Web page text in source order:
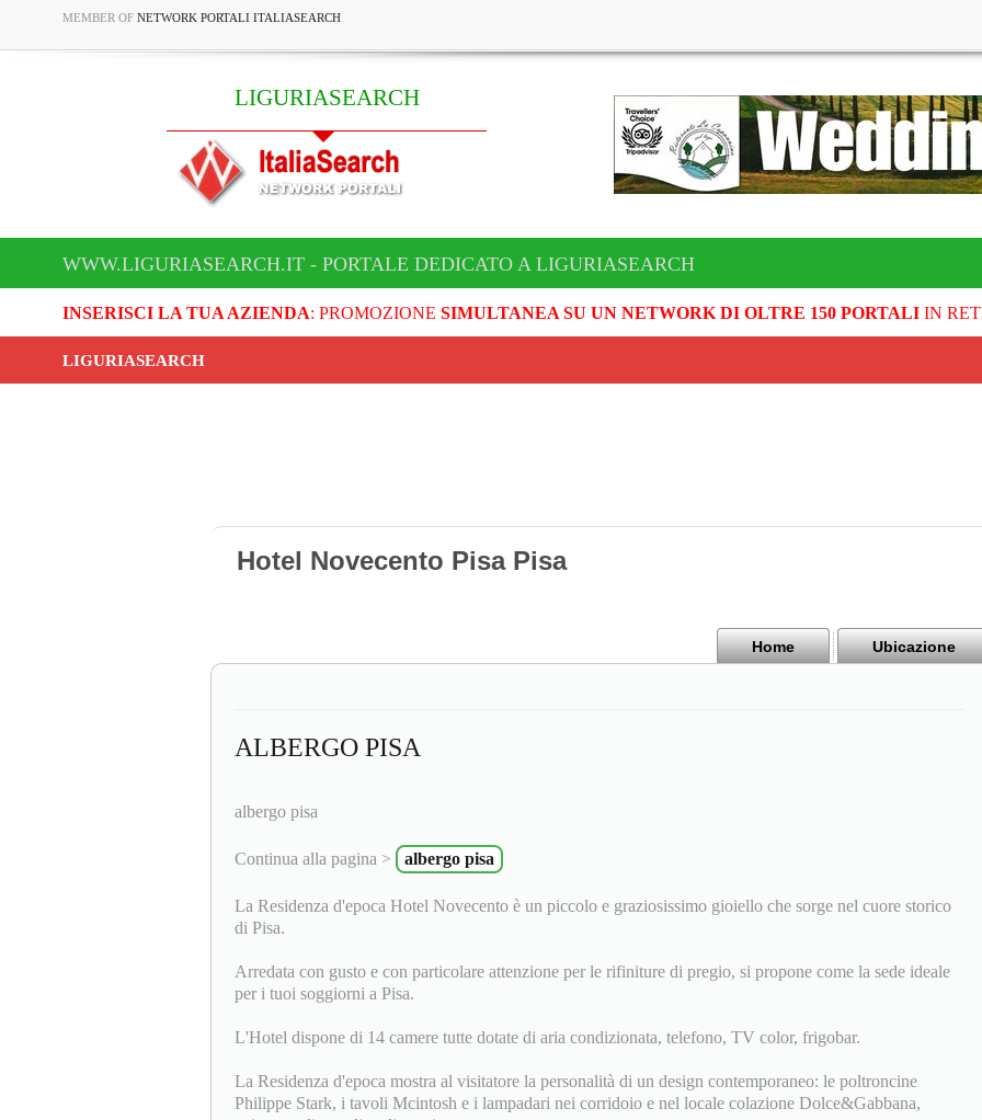
MEMBER OF NETWORK PORTALI ITALIASEARCH
LIGURIASEARCH
WWW.LIGURIASEARCH.IT - PORTALE DEDICATO A LIGURIASEARCH
INSERISCI LA TUA AZIENDA: PROMOZIONE SIMULTANEA SU UN NETWORK DI OLTRE 150 PORTALIIN
LIGURIASEARCH
Hotel Novecento Pisa Pisa
Home Ubicazione
ALBERGO PISA
albergo pisa
Continua alla pagina > albergo pisa
La Residenza d'epoca Hotel Novecento è un piccolo e graziosissimo gioiello che sorge nel cuore storico
di Pisa.
Arredata con gusto e con particolare attenzione per le rifiniture di pregio, si propone come la sede ideale
per i tuoi soggiorni a Pisa.
L'Hotel dispone di 14 camere tutte dotate di aria condizionata, telefono, TV color, frigobar.
La Residenza d'epoca mostra al visitatore la personalità di un design contemporaneo: le poltroncine
Philippe Stark, i tavoli Mcintosh e i lampadari nei corridoio e nel locale colazione Dolce&Gabbana,